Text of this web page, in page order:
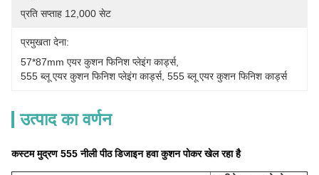
प्रति सप्ताह 12,000 सेट
प्रमुखता देना:
57*87mm एयर कुशन फिनिश प्लेइंग कार्ड्स,
555 ब्लू एयर कुशन फिनिश प्लेइंग कार्ड्स, 555 ब्लू एयर कुशन फिनिश कार्ड्स
उत्पाद का वर्णन
कस्टम मुद्रण 555 नीली पीठ डिजाइन हवा कुशन पोकर खेल रहा है